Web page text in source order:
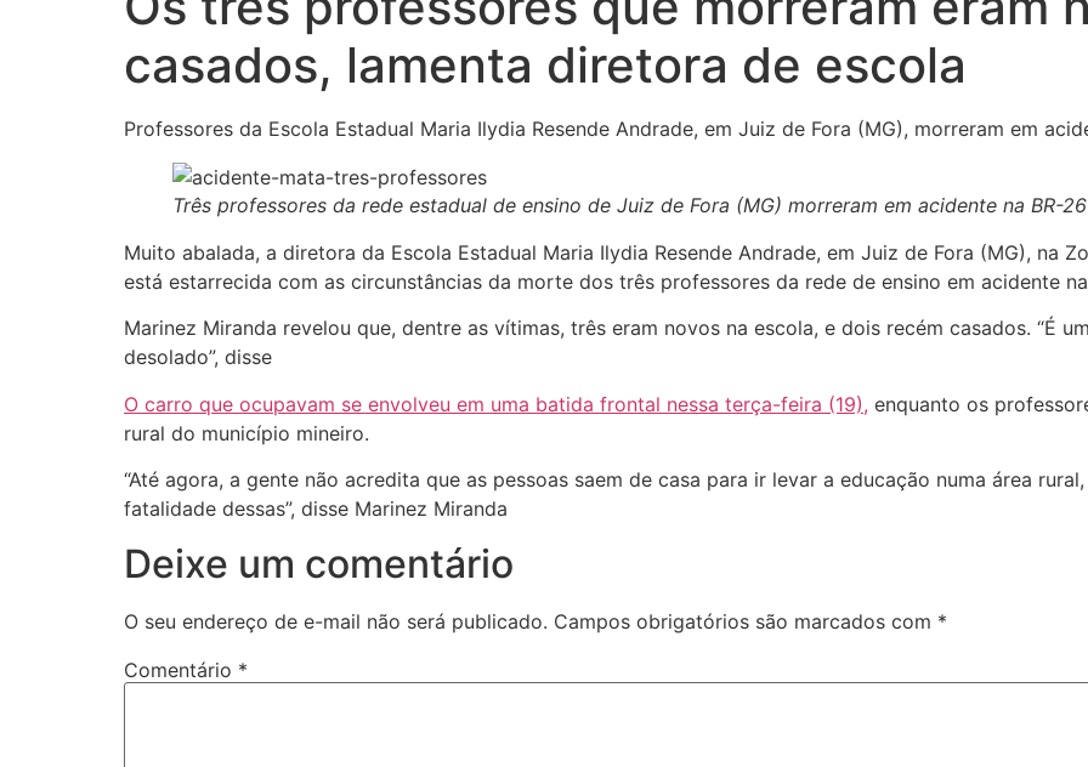
casados, lamenta diretora de escola
Professores da Escola Estadual Maria Ilydia Resende Andrade, em Juiz de Fora (MG), morreram em
Três professores da rede estadual de ensino de Juiz de Fora (MG) morreram em acidente na BR-
Muito abalada, a diretora da Escola Estadual Maria Ilydia Resende Andrade, em Juiz de Fora (MG), na
está estarrecida com as circunstâncias da morte dos três professores da rede de ensino em acidente na
Marinez Miranda revelou que, dentre as vítimas, três eram novos na escola, e dois recém casados. “É
desolado”, disse
O carro que ocupavam se envolveu em uma batida frontal nessa terça-feira (19), enquanto os
rural do município mineiro.
“Até agora, a gente não acredita que as pessoas saem de casa para ir levar a educação numa área
fatalidade dessas”, disse Marinez Miranda
Deixe um comentário
O seu endereço de e-mail não será publicado. Campos obrigatórios são marcados com *
Comentário *